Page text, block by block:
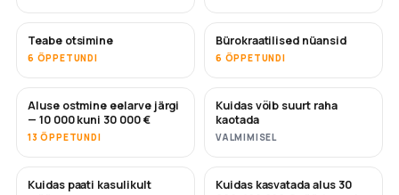
Teabe otsimine
6 ÕPPETUNDI
Bürokraatilised nüansid
6 ÕPPETUNDI
TULEMAS
Aluse ostmine eelarve järgi
— 10 000 kuni 30 000 €
13 ÕPPETUNDI
TULEMAS
Kuidas võib suurt raha
kaotada
VALMIMISEL
UUS
Kuidas paati kasulikult
UUS
Kuidas kasvatada alus 30